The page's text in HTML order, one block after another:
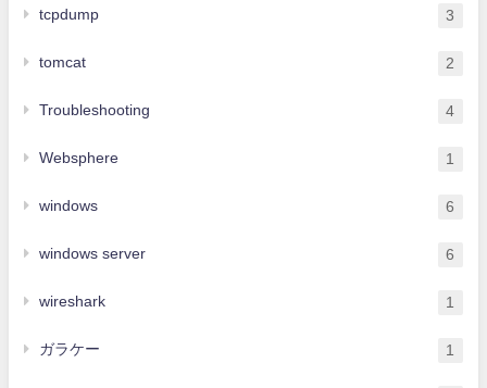
tcpdump 3
tomcat 2
Troubleshooting 4
Websphere 1
windows 6
windows server 6
wireshark 1
ガラケー 1